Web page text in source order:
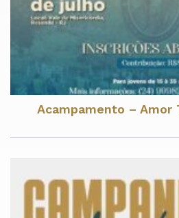
Acampamento – Amor